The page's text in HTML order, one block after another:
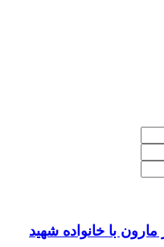
با خانواده شهید